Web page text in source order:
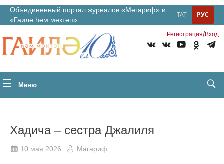
Объединенный портал журналов «Мәгариф» и
«Гаилә һәм мәктәп»
РУС
ТАТ
Регистрация/Вход
Меню
Хадича – сестра Джалиля
10 мая 2026 Магариф